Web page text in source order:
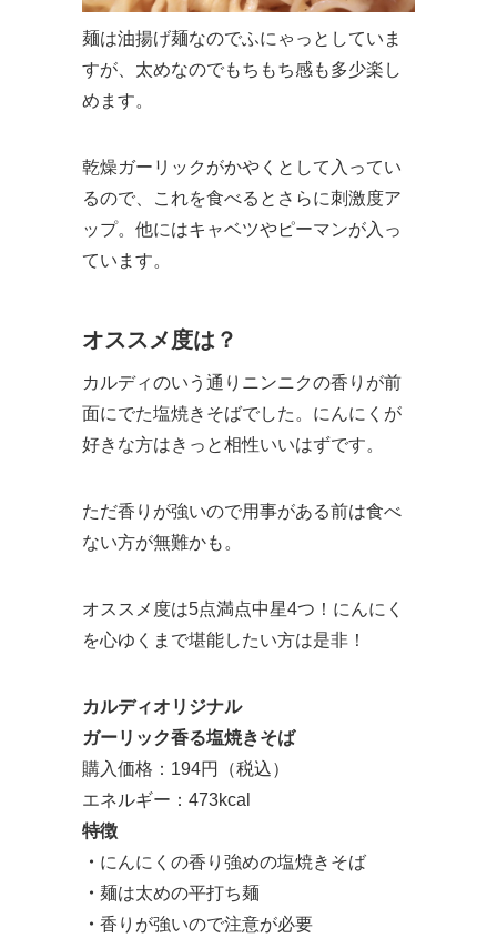
麺は油揚げ麺なのでふにゃっとしていま
すが、太めなのでもちもち感も多少楽し
めます。
乾燥ガーリックがかやくとして入ってい
るので、これを食べるとさらに刺激度ア
ップ。他にはキャベツやピーマンが入っ
ています。
オススメ度は？
カルディのいう通りニンニクの香りが前
面にでた塩焼きそばでした。にんにくが
好きな方はきっと相性いいはずです。
ただ香りが強いので用事がある前は食べ
ない方が無難かも。
オススメ度は5点満点中星4つ！にんにく
を心ゆくまで堪能したい方は是非！
カルディオリジナル
ガーリック香る塩焼きそば
購入価格：194円（税込）
エネルギー：473kcal
特徴
・ にんにくの香り強めの塩焼きそば
・ 麺は太めの平打ち麺
・ 香りが強いので注意が必要